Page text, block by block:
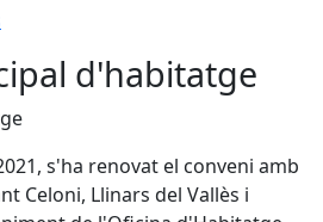
d'habitatge
s'ha renovat el conveni amb
Celoni, Llinars del Vallès i